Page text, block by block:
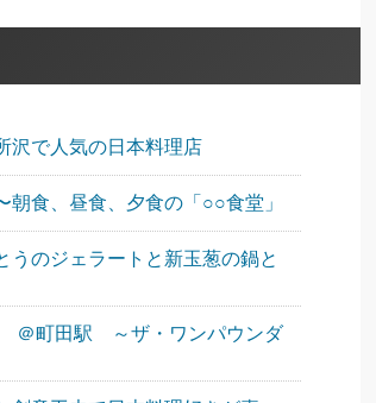
で人気の日本料理店
、昼食、夕食の「○○食堂」
のジェラートと新玉葱の鍋と
＠町田駅 ～ザ・ワンパウンダ